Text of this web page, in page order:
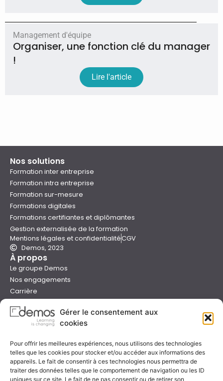
Gérer le consentement aux
cookies
Pour offrir les meilleures expériences, nous utilisons des technologies
telles que les cookies pour stocker et/ou accéder aux informations des
appareils. Le fait de consentir à ces technologies nous permettra de
traiter des données telles que le comportement de navigation ou les ID
uniques sur ce site. Le fait de ne pas consentir ou de retirer son
Management d'équipe
Organiser, une fonction clé du manager
!
Lire l'article
Nos solutions
Formation inter entreprise
Formation intra entreprise
Formation sur-mesure
Formations digitales
Formations certifiantes et diplômantes
Gestion externalisée de la formation
Mentions légales et confidentialitéCGV
Demos, 2023
À propos
Le groupe Demos
Nos engagements
Carrière
Presse
Catalogues
Aide
Nous contacter
Nous trouver